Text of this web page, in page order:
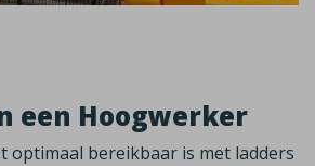
een Hoogwerker
optimaal bereikbaar is met ladders